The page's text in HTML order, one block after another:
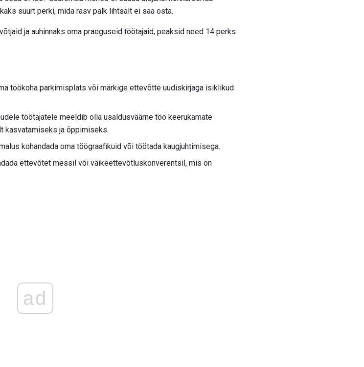
suurt perki, mida rasv palk lihtsalt ei saa osta.
ja auhinnaks oma praeguseid töötajaid, peaksid need 14 perks
töökoha parkimisplats või märkige ettevõtte uudiskirjaga isiklikud
töötajatele meeldib olla usaldusväärne töö keerukamate
kasvatamiseks ja õppimiseks.
kohandada oma töögraafikuid või töötada kaugjuhtimisega.
ettevõtet messil või väikeettevõtluskonverentsil, mis on
ad